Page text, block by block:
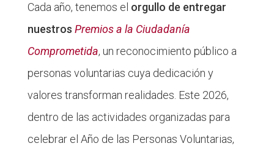
Cada año, tenemos el orgullo de entregar
nuestros Premios a la Ciudadanía
Comprometida, un reconocimiento público a
personas voluntarias cuya dedicación y
valores transforman realidades. Este 2026,
dentro de las actividades organizadas para
celebrar el Año de las Personas Voluntarias,